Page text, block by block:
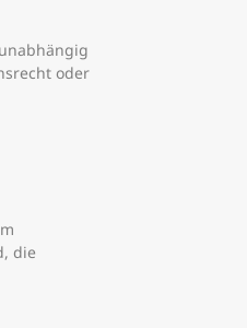
oder
die